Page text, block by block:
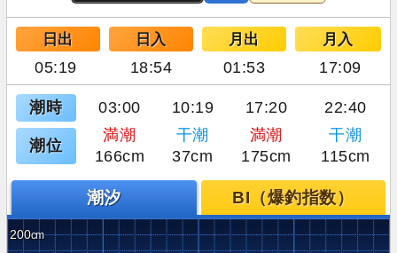
日出 日入 月出 月入
05:19 18:54 01:53 17:09
潮時 03:00 10:19 17:20 22:40
潮位
満潮 干潮 満潮
干潮
166cm
37cm 175cm 115cm
潮汐 BI（爆釣指数）
200